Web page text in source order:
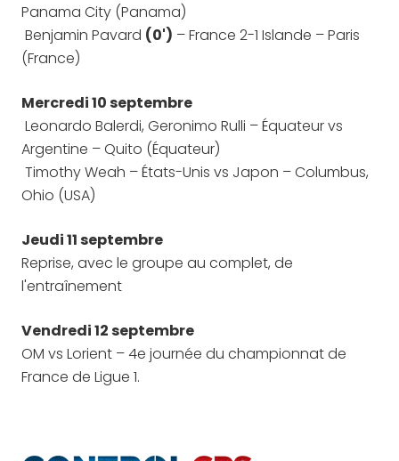
Panama City (Panama)
Benjamin Pavard (0') – France 2-1 Islande – Paris
(France)
Mercredi 10 septembre
Leonardo Balerdi, Geronimo Rulli – Équateur vs
Argentine – Quito (Équateur)
Timothy Weah – États-Unis vs Japon – Columbus,
Ohio (USA)
Jeudi 11 septembre
Reprise, avec le groupe au complet, de
l'entraînement
Vendredi 12 septembre
OM vs Lorient – 4e journée du championnat de
France de Ligue 1.